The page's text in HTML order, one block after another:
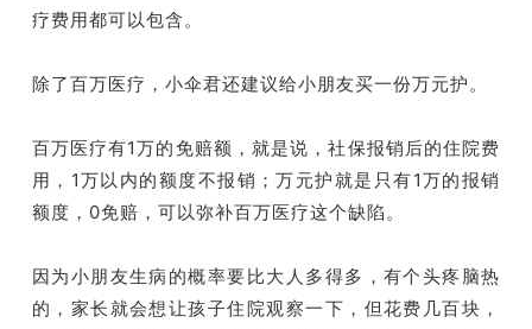
疗费用都可以包含。
除了百万医疗，小伞君还建议给小朋友买一份万元护。
百万医疗有1万的免赔额，就是说，社保报销后的住院费
用，1万以内的额度不报销；万元护就是只有1万的报销
额度，0免赔，可以弥补百万医疗这个缺陷。
因为小朋友生病的概率要比大人多得多，有个头疼脑热
的，家长就会想让孩子住院观察一下，但花费几百块，